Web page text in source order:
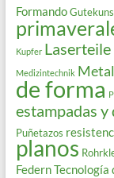
Formando
Kupfer Laserteile
Medizintechnik
de forma
estampadas y
Puñetazos
planos
FedernTecnología